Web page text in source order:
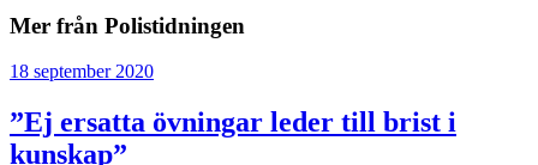
Mer från Polistidningen
18 september 2020
”Ej ersatta övningar leder till brist i
kunskap”